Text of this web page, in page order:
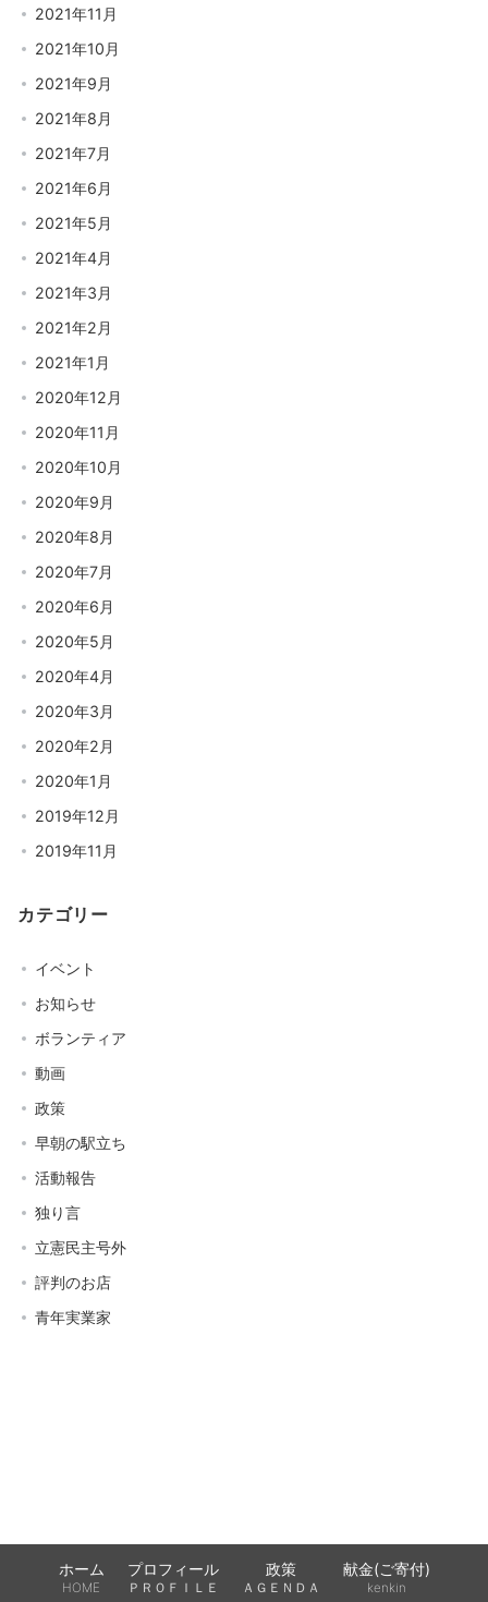
2021年11月
2021年10月
2021年9月
2021年8月
2021年7月
2021年6月
2021年5月
2021年4月
2021年3月
2021年2月
2021年1月
2020年12月
2020年11月
2020年10月
2020年9月
2020年8月
2020年7月
2020年6月
2020年5月
2020年4月
2020年3月
2020年2月
2020年1月
2019年12月
2019年11月
カテゴリー
イベント
お知らせ
ボランティア
動画
政策
早朝の駅立ち
活動報告
独り言
立憲民主号外
評判のお店
青年実業家
ホーム
HOME
プロフィール
ＰＲＯＦＩＬＥ
政策
ＡＧＥＮＤＡ
献金(ご寄付)
kenkin